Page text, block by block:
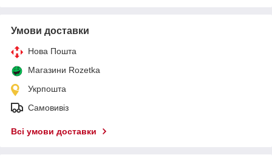
Умови доставки
Нова Пошта
Магазини Rozetka
Укрпошта
Самовивіз
Всі умови доставки